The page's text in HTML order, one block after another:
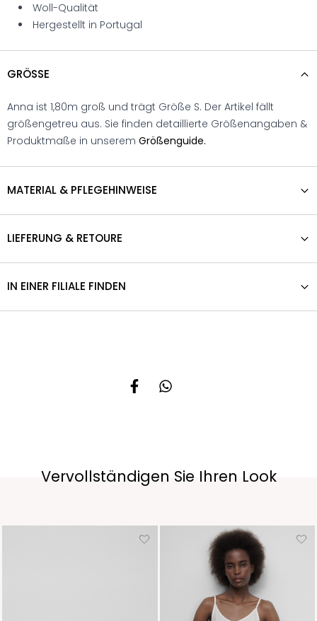
Woll-Qualität
Hergestellt in Portugal
GRÖSSE
Anna ist 1,80m groß und trägt Größe S. Der Artikel fällt
größengetreu aus. Sie finden detaillierte Größenangaben &
Produktmaße in unserem Größenguide.
MATERIAL & PFLEGEHINWEISE
LIEFERUNG & RETOURE
IN EINER FILIALE FINDEN
Vervollständigen Sie Ihren Look